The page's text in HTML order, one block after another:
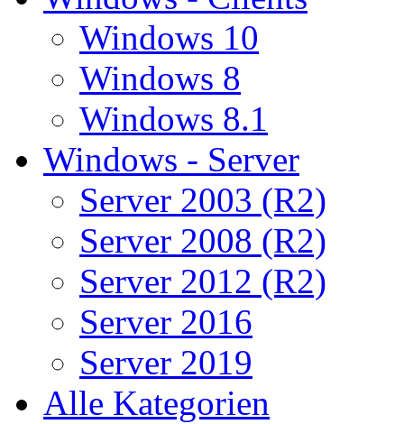
Windows 10
Windows 8
Windows 8.1
Windows - Server
Server 2003 (R2)
Server 2008 (R2)
Server 2012 (R2)
Server 2016
Server 2019
Alle Kategorien